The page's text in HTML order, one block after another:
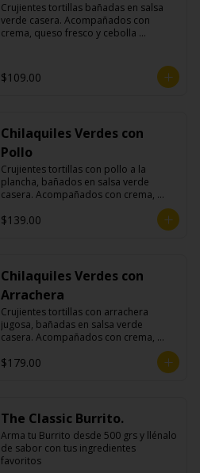
Crujientes tortillas bañadas en salsa
verde casera. Acompañados con
crema, queso fresco y cebolla
$109.00
Chilaquiles Verdes con
Pollo
Crujientes tortillas con pollo a la
plancha, bañados en salsa verde
casera. Acompañados con crema,
$139.00
Chilaquiles Verdes con
Arrachera
Crujientes tortillas con arrachera
jugosa, bañadas en salsa verde
casera. Acompañados con crema,
$179.00
The Classic Burrito.
Arma tu Burrito desde 500 grs y llénalo
de sabor con tus ingredientes
favoritos